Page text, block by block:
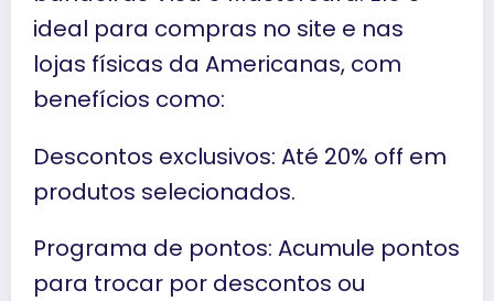
ideal para compras no site e nas
lojas físicas da Americanas, com
benefícios como:
Descontos exclusivos: Até 20% off em
produtos selecionados.
Programa de pontos: Acumule pontos
para trocar por descontos ou